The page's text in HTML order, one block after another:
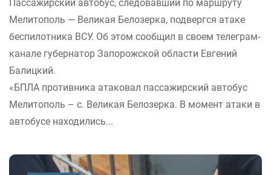
Пассажирский автобус, следовавший по маршруту
Мелитополь — Великая Белозерка, подвергся атаке
беспилотника ВСУ. Об этом сообщил в своем телеграм-
канале губернатор Запорожской области Евгений
Балицкий.
«БПЛА противника атаковал пассажирский автобус
Мелитополь – с. Великая Белозерка. В момент атаки в
автобусе находились...